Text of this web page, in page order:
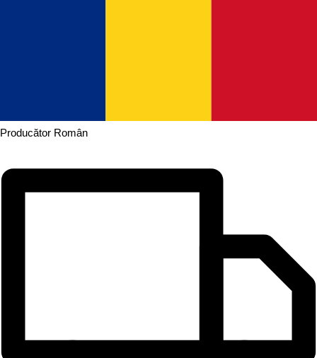
Producător Român